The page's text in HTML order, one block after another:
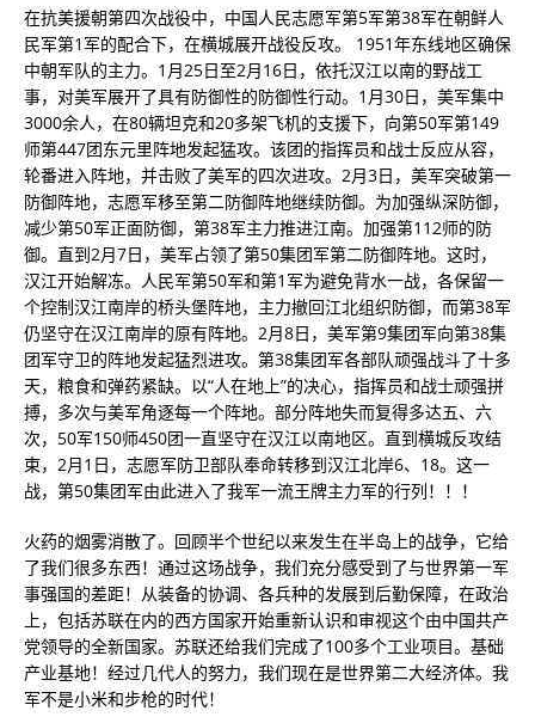
在抗美援朝第四次战役中，中国人民志愿军第5军第38军在朝鲜人
民军第1军的配合下，在横城展开战役反攻。 1951年东线地区确保
中朝军队的主力。1月25日至2月16日，依托汉江以南的野战工
事，对美军展开了具有防御性的防御性行动。1月30日，美军集中
3000余人，在80辆坦克和20多架飞机的支援下，向第50军第149
师第447团东元里阵地发起猛攻。该团的指挥员和战士反应从容，
轮番进入阵地，并击败了美军的四次进攻。2月3日，美军突破第一
防御阵地，志愿军移至第二防御阵地继续防御。为加强纵深防御，
减少第50军正面防御，第38军主力推进江南。加强第112师的防
御。直到2月7日，美军占领了第50集团军第二防御阵地。这时，
汉江开始解冻。人民军第50军和第1军为避免背水一战，各保留一
个控制汉江南岸的桥头堡阵地，主力撤回江北组织防御，而第38军
仍坚守在汉江南岸的原有阵地。2月8日，美军第9集团军向第38集
团军守卫的阵地发起猛烈进攻。第38集团军各部队顽强战斗了十多
天，粮食和弹药紧缺。以“人在地上”的决心，指挥员和战士顽强拼
搏，多次与美军角逐每一个阵地。部分阵地失而复得多达五、六
次，50军150师450团一直坚守在汉江以南地区。直到横城反攻结
束，2月1日，志愿军防卫部队奉命转移到汉江北岸6、18。这一
战，第50集团军由此进入了我军一流王牌主力军的行列！！！
火药的烟雾消散了。回顾半个世纪以来发生在半岛上的战争，它给
了我们很多东西！通过这场战争，我们充分感受到了与世界第一军
事强国的差距！从装备的协调、各兵种的发展到后勤保障，在政治
上，包括苏联在内的西方国家开始重新认识和审视这个由中国共产
党领导的全新国家。苏联还给我们完成了100多个工业项目。基础
产业基地！经过几代人的努力，我们现在是世界第二大经济体。我
军不是小米和步枪的时代！